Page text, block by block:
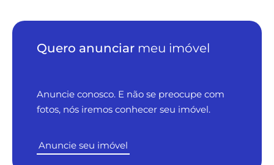
Quero anunciar meu imóvel
Anuncie conosco. E não se preocupe com
fotos, nós iremos conhecer seu imóvel.
Anuncie seu imóvel